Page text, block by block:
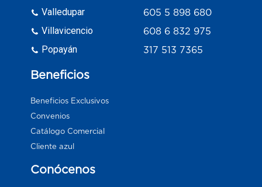
Valledupar
Villavicencio
Popayán
605 5 898 680
608 6 832 975
317 513 7365
Beneficios
Beneficios Exclusivos
Convenios
Catálogo Comercial
Cliente azul
Conócenos